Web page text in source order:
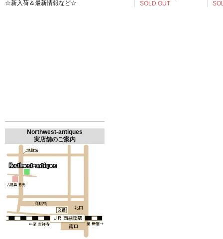
SOLD OUT
☆新入荷＆最新情報など☆
Northwest-antiques
実店舗のご案内